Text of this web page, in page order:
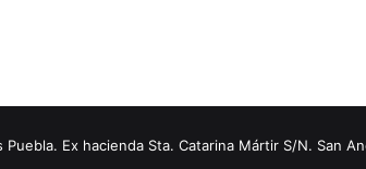
Ex hacienda Sta. Catarina Mártir S/N. San